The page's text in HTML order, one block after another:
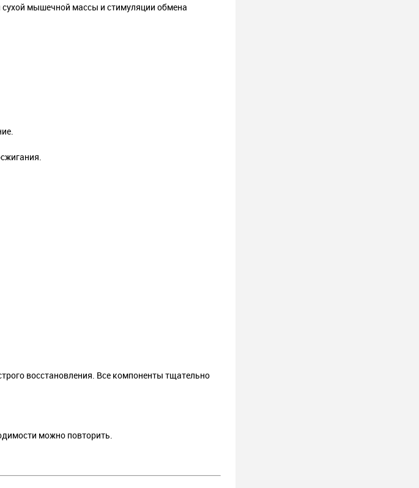
мышечной массы и стимуляции обмена
восстановления. Все компоненты тщательно
можно повторить.